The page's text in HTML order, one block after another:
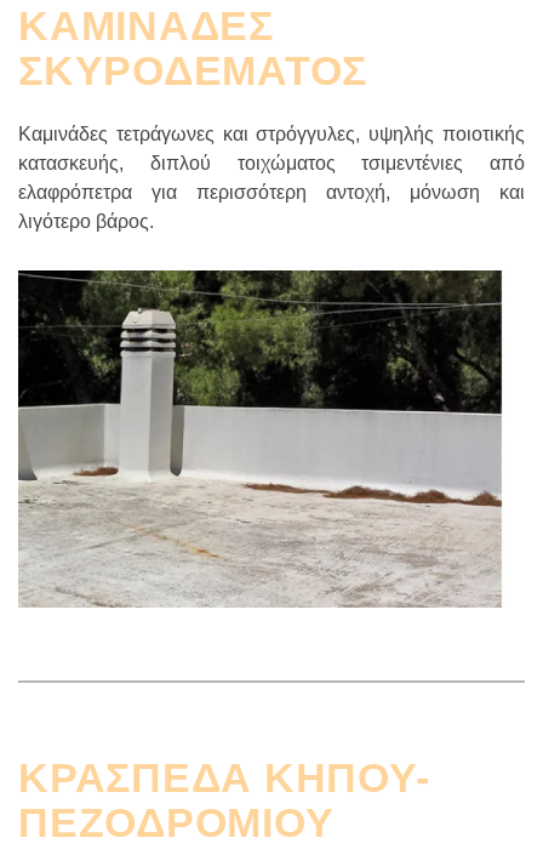
ΚΑΜΙΝΑΔΕΣ
ΣΚΥΡΟΔΕΜΑΤΟΣ
Καμινάδες τετράγωνες και στρόγγυλες, υψηλής ποιοτικής
κατασκευής, διπλού τοιχώματος τσιμεντένιες από
ελαφρόπετρα για περισσότερη αντοχή, μόνωση και
λιγότερο βάρος.
ΚΡΑΣΠΕΔΑ ΚΗΠΟΥ-
ΠΕΖΟΔΡΟΜΙΟΥ